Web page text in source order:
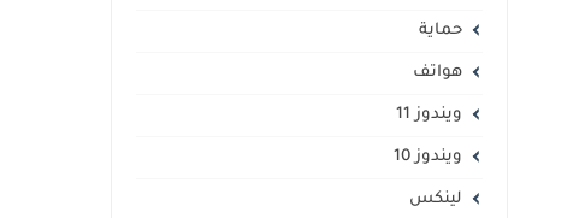
حماية
هواتف
ويندوز 11
ويندوز 10
لينكس